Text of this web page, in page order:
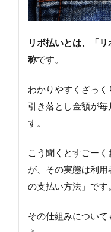
リボ払いとは、「
称です。
わかりやすくざっ
引き落とし金額が
す。
こう聞くとすごー
が、その実態は利
の支払い方法」です。
その仕組みについて